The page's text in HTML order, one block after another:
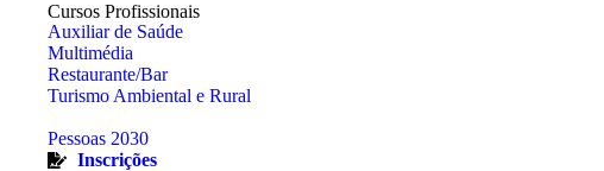
Cursos Profissionais
Auxiliar de Saúde
Multimédia
Restaurante/Bar
Turismo Ambiental e Rural
Pessoas 2030
Inscrições